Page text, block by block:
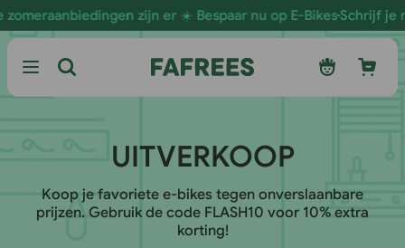
de
inhoud
zijn er ☀️ Bespaar nu op E-BikesSchrijf je nu in
InloggenWinkelwagen
C
O
L
UITVERKOOP
Koop je favoriete e-bikes tegen onverslaanbare
prijzen. Gebruik de code FLASH10 voor 10% extra
korting!